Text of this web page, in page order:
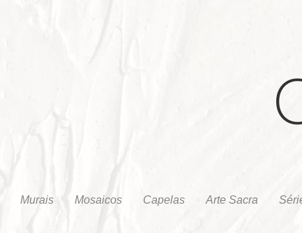
Murais Mosaicos Capelas Arte Sacra